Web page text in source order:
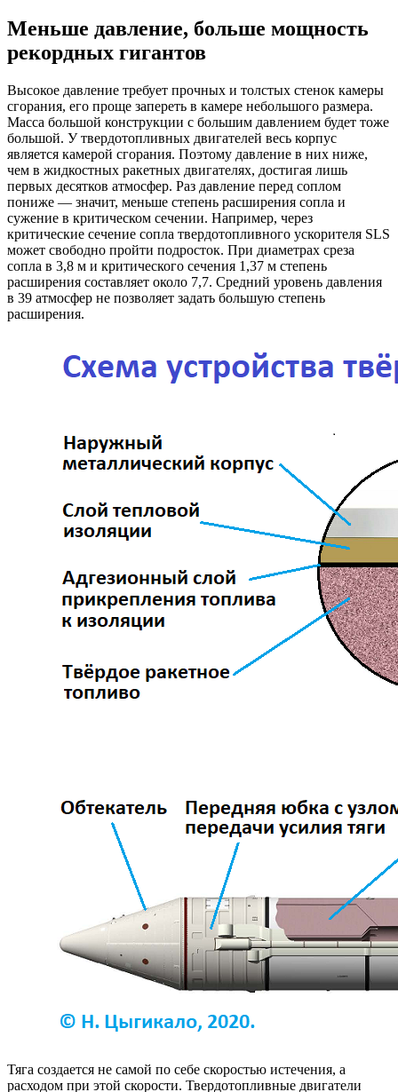
Меньше давление, больше мощность
рекордных гигантов
Высокое давление требует прочных и толстых стенок камеры
сгорания, его проще запереть в камере небольшого размера.
Масса большой конструкции с большим давлением будет тоже
большой. У твердотопливных двигателей весь корпус
является камерой сгорания. Поэтому давление в них ниже,
чем в жидкостных ракетных двигателях, достигая лишь
первых десятков атмосфер. Раз давление перед соплом
пониже — значит, меньше степень расширения сопла и
сужение в критическом сечении. Например, через
критические сечение сопла твердотопливного ускорителя SLS
может свободно пройти подросток. При диаметрах среза
сопла в 3,8 м и критического сечения 1,37 м степень
расширения составляет около 7,7. Средний уровень давления
в 39 атмосфер не позволяет задать большую степень
расширения.
Тяга создается не самой по себе скоростью истечения, а
расходом при этой скорости. Твердотопливные двигатели